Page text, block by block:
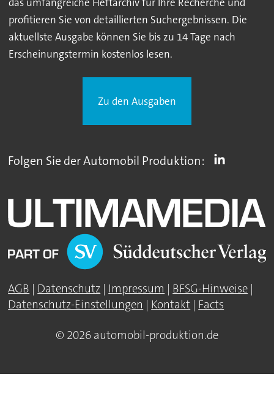
profitieren Sie von detaillierten Suchergebnissen. Die
aktuellste Ausgabe können Sie bis zu 14 Tage nach
Erscheinungstermin kostenlos lesen.
Zu den Ausgaben
Folgen Sie der Automobil Produktion:
AGB Datenschutz Impressum BFSG-Hinweise
Datenschutz-Einstellungen
Kontakt Facts
© 2026 automobil-produktion.de